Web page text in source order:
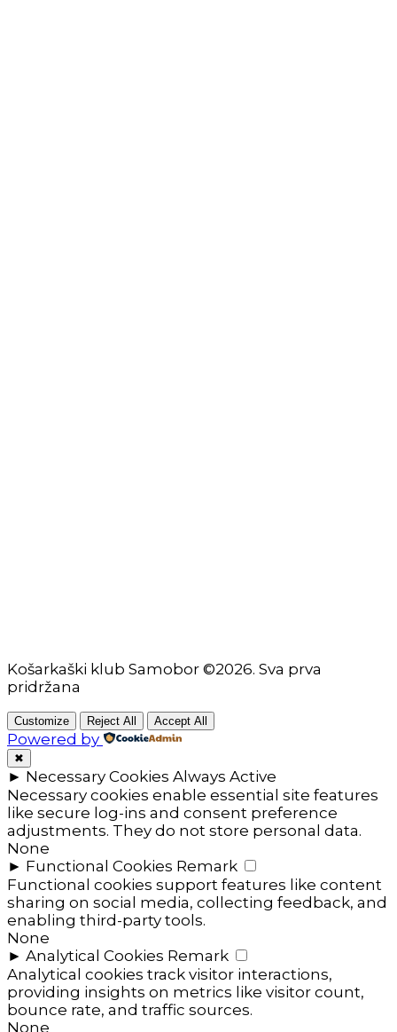
Košarkaški klub Samobor ©2026. Sva prva
pridržana
Customize Reject All Accept All
Powered by
✖
► Necessary Cookies Always Active
Necessary cookies enable essential site features
like secure log-ins and consent preference
adjustments. They do not store personal data.
None
► Functional Cookies Remark
Functional cookies support features like content
sharing on social media, collecting feedback, and
enabling third-party tools.
None
► Analytical Cookies Remark
Analytical cookies track visitor interactions,
providing insights on metrics like visitor count,
bounce rate, and traffic sources.
None